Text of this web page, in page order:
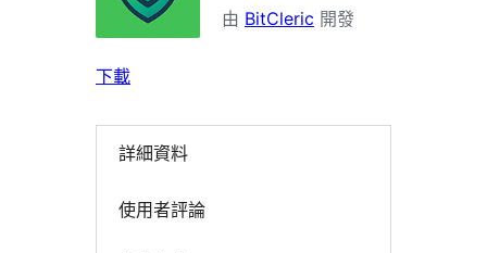
由 BitCleric 開發
下載
詳細資料
使用者評論